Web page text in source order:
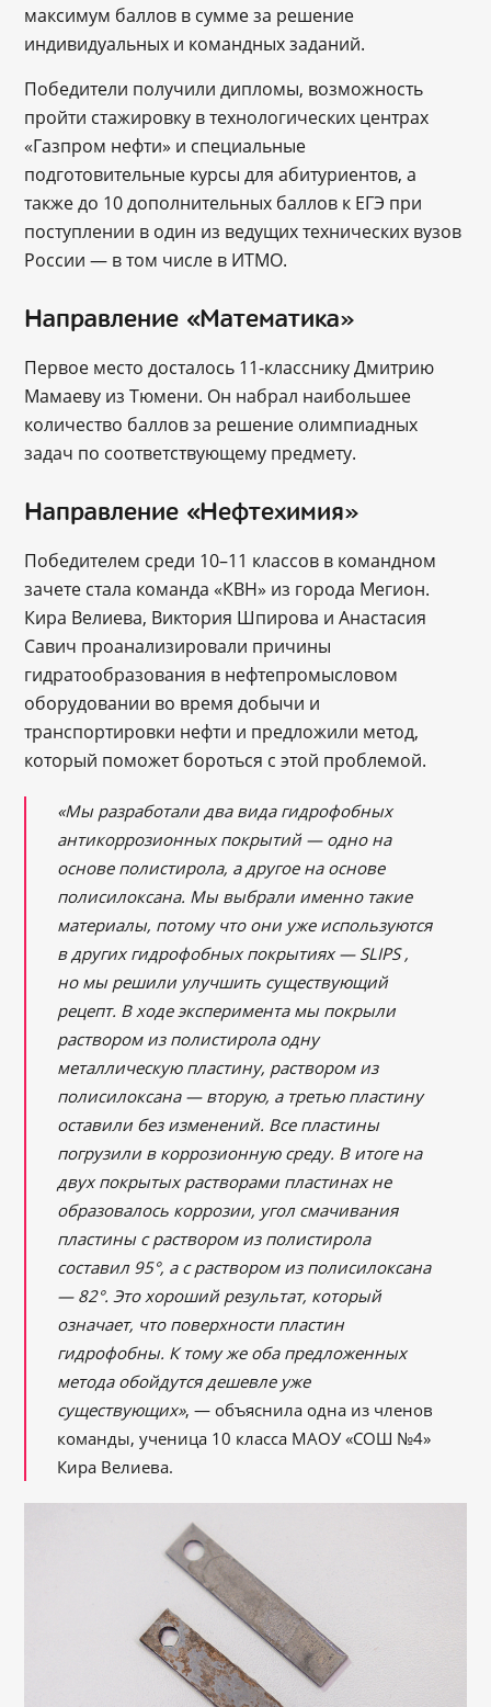
максимум баллов в сумме за решение
индивидуальных и командных заданий.
Победители получили дипломы, возможность
пройти стажировку в технологических центрах
«Газпром нефти» и специальные
подготовительные курсы для абитуриентов, а
также до 10 дополнительных баллов к ЕГЭ при
поступлении в один из ведущих технических вузов
России — в том числе в ИТМО.
Направление «Математика»
Первое место досталось 11-класснику Дмитрию
Мамаеву из Тюмени. Он набрал наибольшее
количество баллов за решение олимпиадных
задач по соответствующему предмету.
Направление «Нефтехимия»
Победителем среди 10–11 классов в командном
зачете стала команда «КВН» из города Мегион.
Кира Велиева, Виктория Шпирова и Анастасия
Савич проанализировали причины
гидратообразования в нефтепромысловом
оборудовании во время добычи и
транспортировки нефти и предложили метод,
который поможет бороться с этой проблемой.
«Мы разработали два вида гидрофобных
антикоррозионных покрытий — одно на
основе полистирола, а другое на основе
полисилоксана. Мы выбрали именно такие
материалы, потому что они уже используются
в других гидрофобных покрытиях — SLIPS ,
но мы решили улучшить существующий
рецепт. В ходе эксперимента мы покрыли
раствором из полистирола одну
металлическую пластину, раствором из
полисилоксана — вторую, а третью пластину
оставили без изменений. Все пластины
погрузили в коррозионную среду. В итоге на
двух покрытых растворами пластинах не
образовалось коррозии, угол смачивания
пластины с раствором из полистирола
составил 95°, а с раствором из полисилоксана
— 82°. Это хороший результат, который
означает, что поверхности пластин
гидрофобны. К тому же оба предложенных
метода обойдутся дешевле уже
существующих», — объяснила одна из членов
команды, ученица 10 класса МАОУ «СОШ №4»
Кира Велиева.